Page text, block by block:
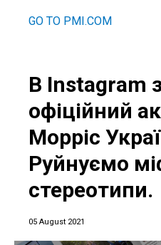
GO TO PMI.COM
В Instagram
офіційний
Морріс
Руйнуємо
стереотипи.
05 August 2021